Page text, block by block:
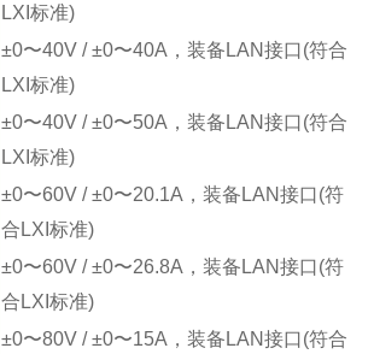
LXI标准)
±0〜40V / ±0〜40A，装备LAN接口(符合
LXI标准)
±0〜40V / ±0〜50A，装备LAN接口(符合
LXI标准)
±0〜60V / ±0〜20.1A，装备LAN接口(符
合LXI标准)
±0〜60V / ±0〜26.8A，装备LAN接口(符
合LXI标准)
±0〜80V / ±0〜15A，装备LAN接口(符合